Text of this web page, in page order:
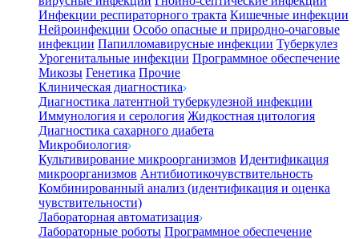
Инфекции респираторного тракта Кишечные инфекции
Нейроинфекции Особо опасные и природно-очаговые
инфекции Папилломавирусные инфекции Туберкулез
Урогенитальные инфекции Программное обеспечение
Микозы Генетика Прочие
Клиническая диагностика
Диагностика латентной туберкулезной инфекции
Иммунология и серология Жидкостная цитология
Диагностика сахарного диабета
Микробиология
Культивирование микроорганизмов Идентификация
микроорганизмов Антибиотикочувствительность
Комбинированный анализ (идентификация и оценка
чувствительности)
Лабораторная автоматизация
Лабораторные роботы Программное обеспечение